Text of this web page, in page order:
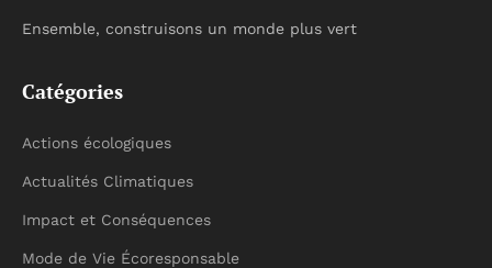
Ensemble, construisons un monde plus vert
Catégories
Actions écologiques
Actualités Climatiques
Impact et Conséquences
Mode de Vie Écoresponsable